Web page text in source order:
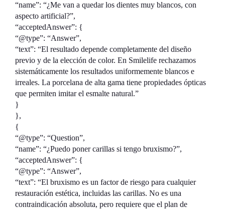
“name”: “¿Me van a quedar los dientes muy blancos, con
aspecto artificial?”,
“acceptedAnswer”: {
“@type”: “Answer”,
“text”: “El resultado depende completamente del diseño
previo y de la elección de color. En Smilelife rechazamos
sistemáticamente los resultados uniformemente blancos e
irreales. La porcelana de alta gama tiene propiedades ópticas
que permiten imitar el esmalte natural.”
}
},
{
“@type”: “Question”,
“name”: “¿Puedo poner carillas si tengo bruxismo?”,
“acceptedAnswer”: {
“@type”: “Answer”,
“text”: “El bruxismo es un factor de riesgo para cualquier
restauración estética, incluidas las carillas. No es una
contraindicación absoluta, pero requiere que el plan de